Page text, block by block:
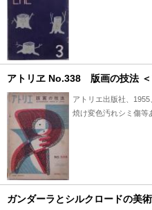
アトリヱ No.338 版画の技法 ＜
アトリエ出版社、
焼け変色汚れシミ傷等
ガンダーラとシルクロードの美